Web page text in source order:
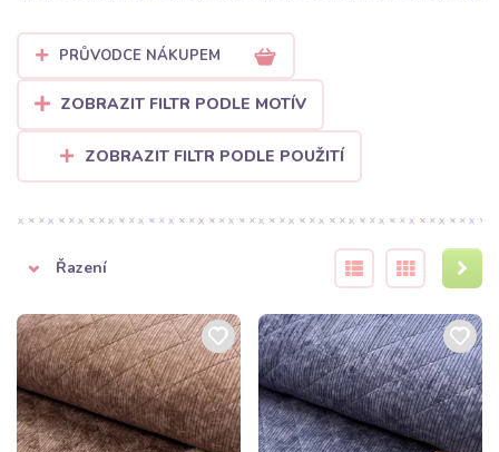
PRŮVODCE NÁKUPEM
ZOBRAZIT FILTR PODLE MOTÍV
ZOBRAZIT FILTR PODLE POUŽITÍ
Řazení